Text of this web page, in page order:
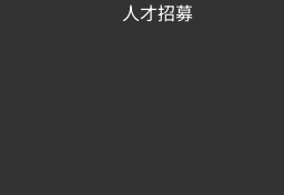
人才招募